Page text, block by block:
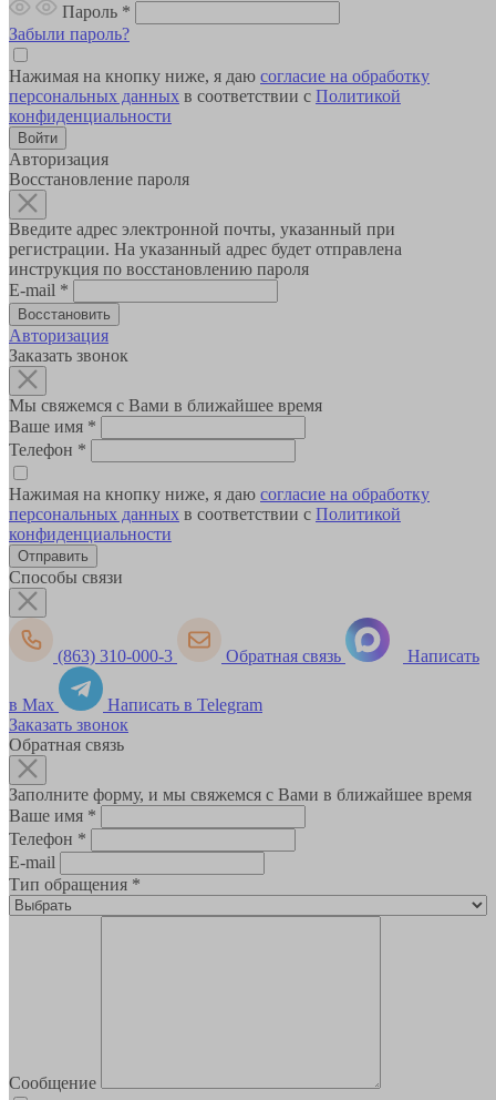
Пароль *
Забыли пароль?
Нажимая на кнопку ниже, я даю согласие на обработку
персональных данных в соответствии с Политикой
конфиденциальности
Авторизация
Восстановление пароля
Введите адрес электронной почты, указанный при
регистрации. На указанный адрес будет отправлена
инструкция по восстановлению пароля
E-mail *
Авторизация
Заказать звонок
Мы свяжемся с Вами в ближайшее время
Ваше имя *
Телефон *
Нажимая на кнопку ниже, я даю согласие на обработку
персональных данных в соответствии с Политикой
конфиденциальности
Способы связи
(863) 310-000-3 Обратная связь Написать
в Max
Написать в Telegram
Заказать звонок
Обратная связь
Заполните форму, и мы свяжемся с Вами в ближайшее время
Ваше имя *
Телефон *
E-mail
Тип обращения *
Сообщение